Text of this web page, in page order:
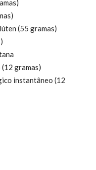
(55 gramas)
(12 gramas)
instantâneo (12